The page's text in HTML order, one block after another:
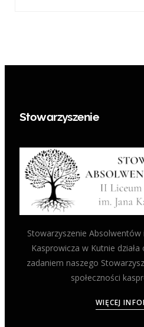
Stowarzyszenie
Stowarzyszenie Absolwentów
Kasprowicza w Kutnie
zadaniem naszego
społeczności
WIĘCEJ